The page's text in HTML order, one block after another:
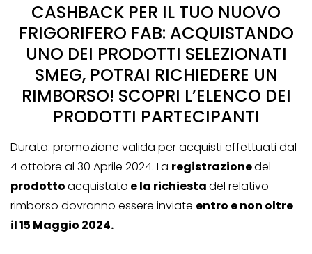
CASHBACK PER IL TUO NUOVO
FRIGORIFERO FAB: ACQUISTANDO
UNO DEI PRODOTTI SELEZIONATI
SMEG, POTRAI RICHIEDERE UN
RIMBORSO! SCOPRI L’ELENCO DEI
PRODOTTI PARTECIPANTI
Durata: promozione valida per acquisti effettuati dal
4 ottobre al 30 Aprile 2024. La registrazionedel
prodottoacquistato e la richiestadel relativo
rimborso dovranno essere inviate entro e non oltre
il 15 Maggio 2024.